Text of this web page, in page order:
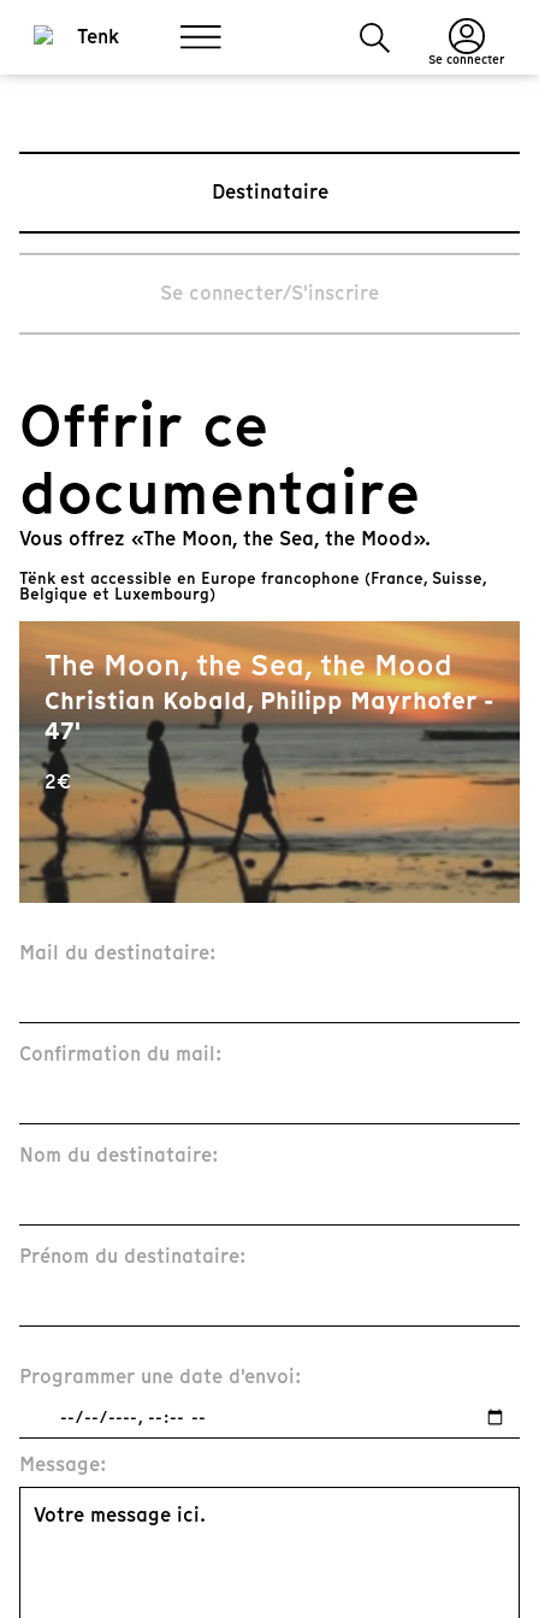
Se connecter
Destinataire
Se connecter/S'inscrire
Offrir ce
documentaire
Vous offrez «The Moon, the Sea, the Mood».
Tënk est accessible en Europe francophone (France, Suisse,
Belgique et Luxembourg)
The Moon, the Sea, the Mood
Christian Kobald, Philipp Mayrhofer -
47'
2€
Mail du destinataire:
Confirmation du mail:
Nom du destinataire:
Prénom du destinataire:
Programmer une date d'envoi:
Message: